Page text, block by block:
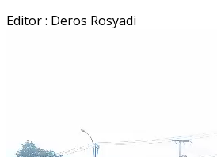
Editor : Deros Rosyadi